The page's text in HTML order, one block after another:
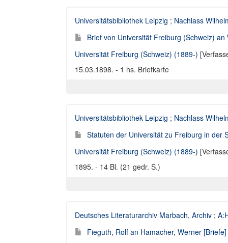
Universitätsbibliothek Leipzig ; Nachlass
Brief von Universität Freiburg (Schweiz)
Universität Freiburg (Schweiz) (1889-)
15.03.1898. - 1 hs. Briefkarte
Universitätsbibliothek Leipzig ; Nachlass
Statuten der Universität zu Freiburg in der
Universität Freiburg (Schweiz) (1889-)
1895. - 14 Bl. (21 gedr. S.)
Deutsches Literaturarchiv Marbach, Archiv ;
Fieguth, Rolf an Hamacher, Werner [Briefe]